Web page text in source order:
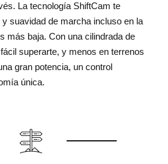
La tecnología ShiftCam te
suavidad de marcha incluso en la
más baja. Con una cilindrada de
superarte, y menos en terrenos
gran potencia, un control
única.